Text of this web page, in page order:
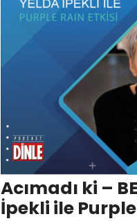
Acımadı ki – BEKO Yelda
İpekli ile